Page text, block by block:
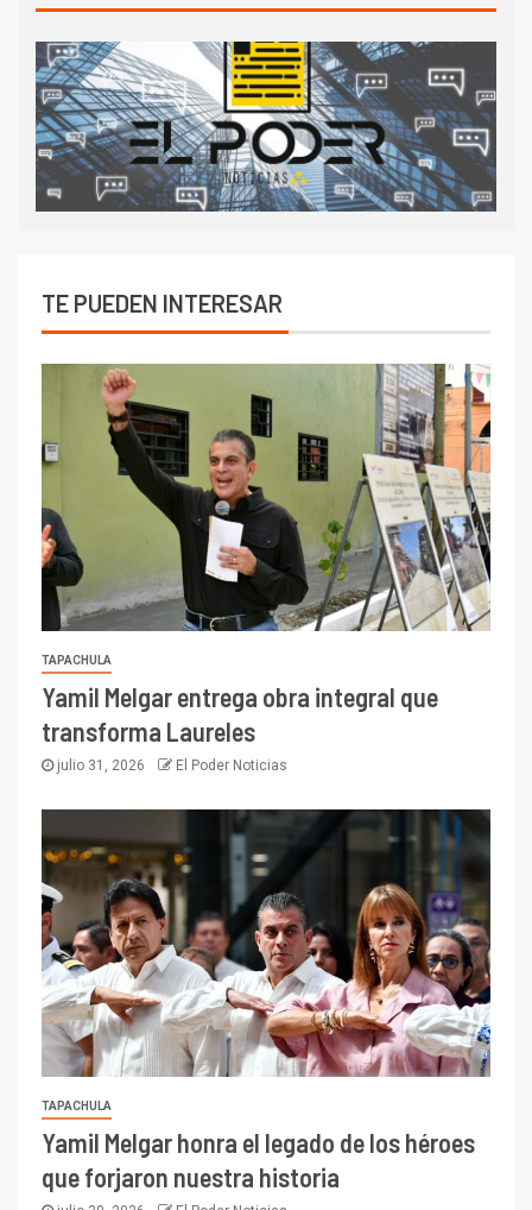
TE PUEDEN INTERESAR
TAPACHULA
Yamil Melgar entrega obra integral que
transforma Laureles
julio 31, 2026 El Poder Noticias
TAPACHULA
Yamil Melgar honra el legado de los héroes
que forjaron nuestra historia